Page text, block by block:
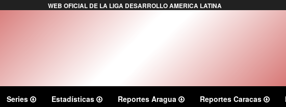
WEB OFICIAL DE LA LIGA DESARROLLO AMERICA LATINA
Series Estadísticas Reportes Aragua Reportes Caracas